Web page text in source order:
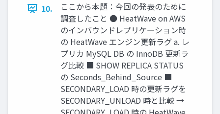
10.
ここから本題：今回の発表のために
調査したこと ● HeatWave on AWS
のインバウンドレプリケーション時
の HeatWave エンジン更新ラグ a. レ
プリカ MySQL DB の InnoDB 更新ラ
グ比較 ■ SHOW REPLICA STATUS
の Seconds_Behind_Source ■
SECONDARY_LOAD 時の更新ラグを
SECONDARY_UNLOAD 時と比較 →